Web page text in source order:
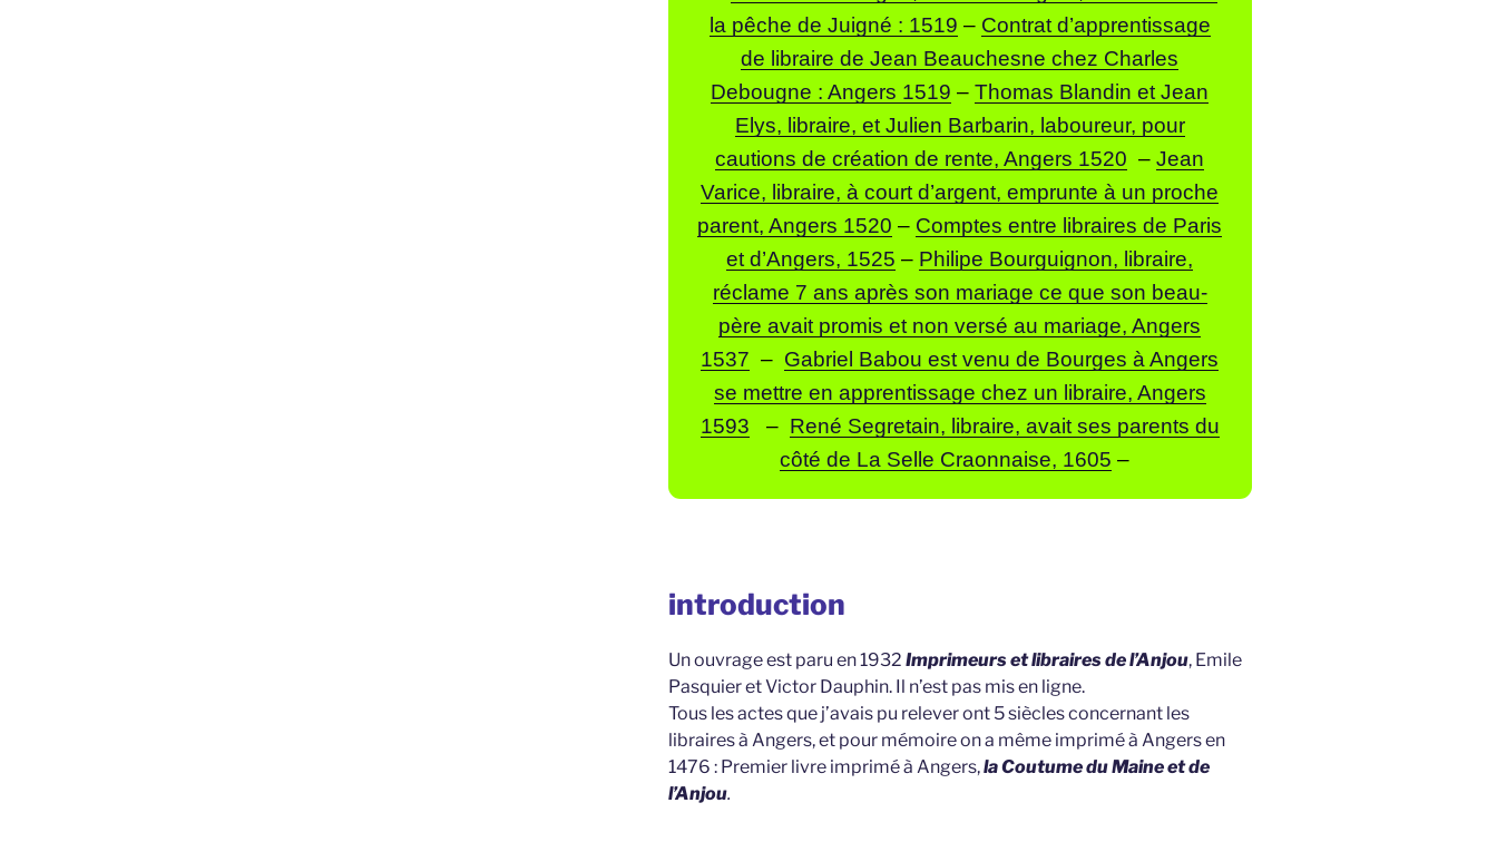
la pêche de Juigné : 1519 – Contrat d’apprentissage
de libraire de Jean Beauchesne chez Charles
Debougne : Angers 1519 –Thomas Blandin et Jean
Elys, libraire, et Julien Barbarin, laboureur, pour
cautions de création de rente, Angers 1520 –Jean
Varice, libraire, à court d’argent, emprunte à un proche
parent, Angers 1520 – Comptes entre libraires de Paris
et d’Angers, 1525 – Philipe Bourguignon, libraire,
réclame 7 ans après son mariage ce que son beau-
père avait promis et non versé au mariage, Angers
1537 – Gabriel Babou est venu de Bourges à Angers
se mettre en apprentissage chez un libraire, Angers
1593 – René Segretain, libraire, avait ses parents du
côté de La Selle Craonnaise, 1605 –
introduction
Un ouvrage est paru en 1932 Imprimeurs et libraires de l’Anjou, Emile
Pasquier et Victor Dauphin. Il n’est pas mis en ligne.
Tous les actes que j’avais pu relever ont 5 siècles concernant les
libraires à Angers, et pour mémoire on a même imprimé à Angers en
1476 : Premier livre imprimé à Angers,la Coutume du Maine et de
l’Anjou.